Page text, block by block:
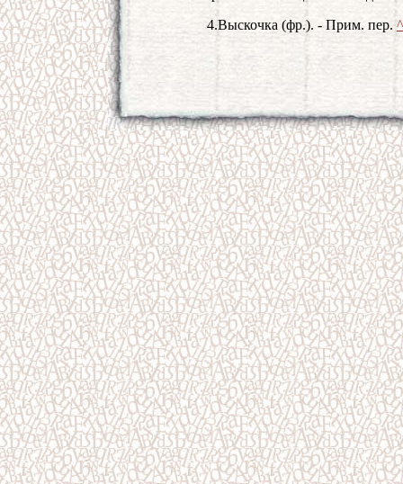
4.Выскочка (фр.). - Прим. пер.^